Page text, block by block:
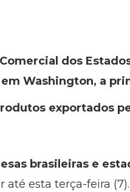
dos
Washington, a
exportados
brasileiras e
até esta terça-feira (7).